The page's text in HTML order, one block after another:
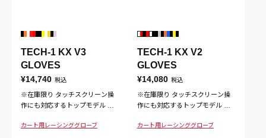
TECH-1 KX V3
GLOVES
¥14,740 税込
※在庫限り タッチスクリーン操
作にも対応するトップモデル 迷
ドレザー掌部とシリコン表面によ
カート用 レーシンググローブ
TECH-1 KX V2
GLOVES
¥14,080 税込
※在庫限り タッチスクリーン操
作にも対応するトップモデル 革
現。グリップのしやすさや快適
カート用 レーシンググローブ